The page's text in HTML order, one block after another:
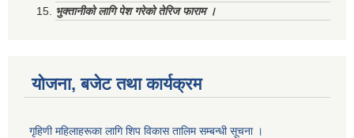
भुक्तानीको लागि पेश गरेको तेरिज फाराम ।
योजना, बजेट तथा कार्यक्रम
गृहिणी महिलाहरूका लागि शिप विकास तालिम सम्बन्धी सूचना ‌।